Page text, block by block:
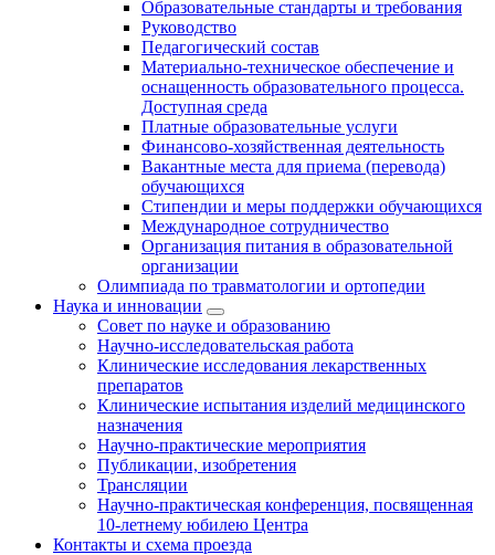
Образовательные стандарты и требования
Руководство
Педагогический состав
Материально-техническое обеспечение и
оснащенность образовательного процесса.
Доступная среда
Платные образовательные услуги
Финансово-хозяйственная деятельность
Вакантные места для приема (перевода)
обучающихся
Стипендии и меры поддержки обучающихся
Международное сотрудничество
Организация питания в образовательной
организации
Олимпиада по травматологии и ортопедии
Наука и инновации
Совет по науке и образованию
Научно-исследовательская работа
Клинические исследования лекарственных
препаратов
Клинические испытания изделий медицинского
назначения
Научно-практические мероприятия
Публикации, изобретения
Трансляции
Научно-практическая конференция, посвященная
10-летнему юбилею Центра
Контакты и схема проезда